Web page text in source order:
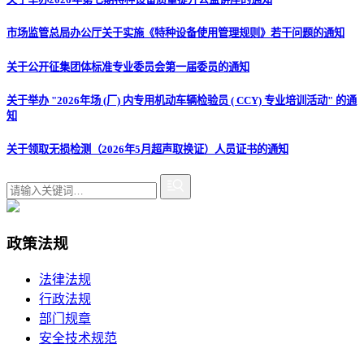
市场监管总局办公厅关于实施《特种设备使用管理规则》若干问题的通知
关于公开征集团体标准专业委员会第一届委员的通知
关于举办 "2026年场 (厂) 内专用机动车辆检验员 ( CCY) 专业培训活动" 的通
知
关于领取无损检测（2026年5月超声取换证）人员证书的通知
政策法规
法律法规
行政法规
部门规章
安全技术规范